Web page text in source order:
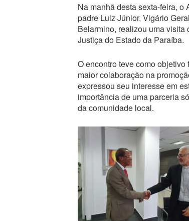
Na manhã desta sexta-feira,
padre Luiz Júnior, Vigário
Belarmino, realizou uma
Justiça do Estado da Paraíba.
O encontro teve como
maior colaboração na
expressou seu interesse em
importância de uma parceria
da comunidade local.